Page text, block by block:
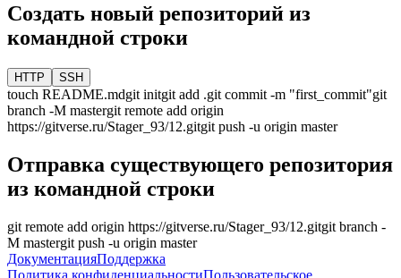
Создать новый репозиторий из
командной строки
HTTP SSH
touch README.mdgit initgit add .git commit -m "first_commit"git
branch -M mastergit remote add origin
https://gitverse.ru/Stager_93/12.gitgit push -u origin master
Отправка существующего репозитория
из командной строки
git remote add origin https://gitverse.ru/Stager_93/12.gitgit branch -
M mastergit push -u origin master
ДокументацияПоддержка
Политика конфиденциальностиПользовательское